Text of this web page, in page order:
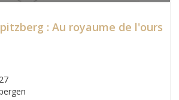
: Au royaume de l'ours